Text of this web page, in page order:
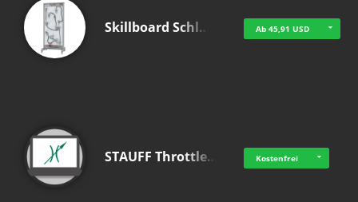
Skillboard Schl… Ab 45,91 USD
STAUFF Throttle… Kostenfrei